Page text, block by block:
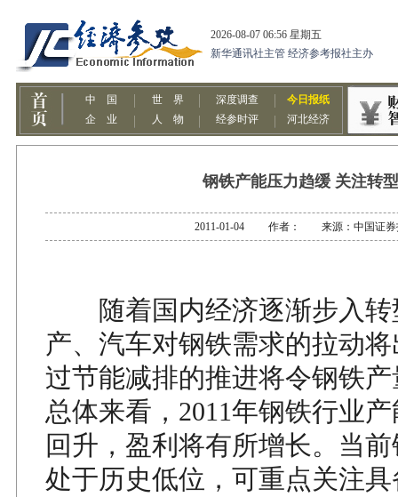
钢铁产能压力趋缓 关注转型
2011-01-04 作者： 来源：中国证券
随着国内经济逐渐步入转
产、汽车对钢铁需求的拉动
过节能减排的推进将令钢铁
总体来看，2011年钢铁行业
回升，盈利将有所增长。当
处于历史低位，可重点关注